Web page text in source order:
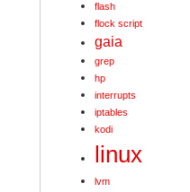
flash
flock script
gaia
grep
hp
interrupts
iptables
kodi
linux
lvm